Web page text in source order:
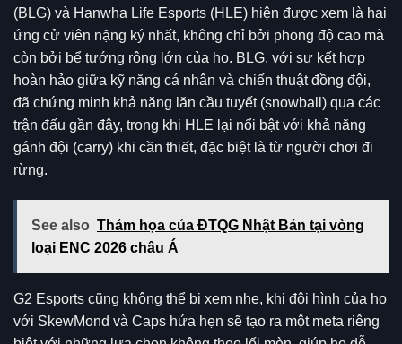
(BLG) và Hanwha Life Esports (HLE) hiện được xem là hai
ứng cử viên nặng ký nhất, không chỉ bởi phong độ cao mà
còn bởi bể tướng rộng lớn của họ. BLG, với sự kết hợp
hoàn hảo giữa kỹ năng cá nhân và chiến thuật đồng đội,
đã chứng minh khả năng lăn cầu tuyết (snowball) qua các
trận đấu gần đây, trong khi HLE lại nổi bật với khả năng
gánh đội (carry) khi cần thiết, đặc biệt là từ người chơi đi
rừng.
See also Thảm họa của ĐTQG Nhật Bản tại vòng
loại ENC 2026 châu Á
G2 Esports cũng không thể bị xem nhẹ, khi đội hình của họ
với SkewMond và Caps hứa hẹn sẽ tạo ra một meta riêng